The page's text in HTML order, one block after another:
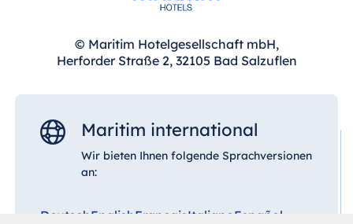
© Maritim Hotelgesellschaft mbH,
Herforder Straße 2, 32105 Bad Salzuflen
Maritim international
Wir bieten Ihnen folgende Sprachversionen
an:
Deutsch English FrançaisItaliano Español